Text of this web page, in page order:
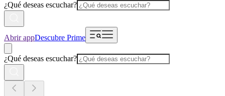
¿Qué deseas escuchar?
Abrir appDescubre Prime
¿Qué deseas escuchar?